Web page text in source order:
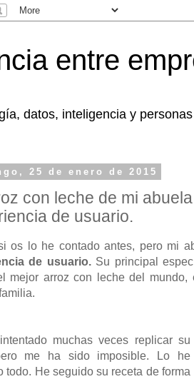
entre
datos, inteligencia y personas
25 de enero de 2015
con leche de mi
de usuario.
os lo he contado antes, pero mi
de usuario.Su principal
mejor arroz con leche del mundo,
muchas veces replicar su
me ha sido imposible. Lo he
todo. He seguido su receta de forma